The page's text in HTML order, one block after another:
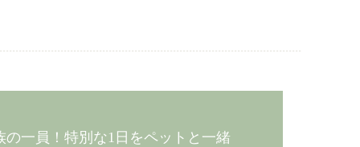
一員！特別な1日をペットと一緒